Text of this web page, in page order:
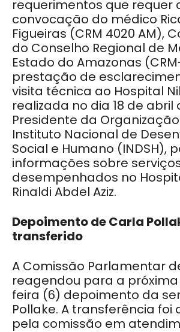
requerimentos que requer
convocação do médico
Figueiras (CRM 4020 AM),
do Conselho Regional de
Estado do Amazonas
prestação de
visita técnica ao Hospital
realizada no dia 18 de abril
Presidente da
Instituto Nacional de
Social e Humano (INDSH),
informações sobre
desempenhados no
Rinaldi Abdel Aziz.
Depoimento de Carla
transferido
A Comissão Parlamentar
reagendou para a
feira (6) depoimento da
Pollake. A transferência foi
pela comissão em